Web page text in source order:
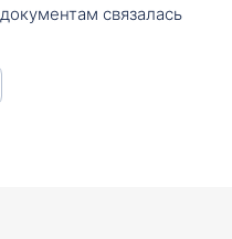
связалась
и т.д. После
встретили Сергей с